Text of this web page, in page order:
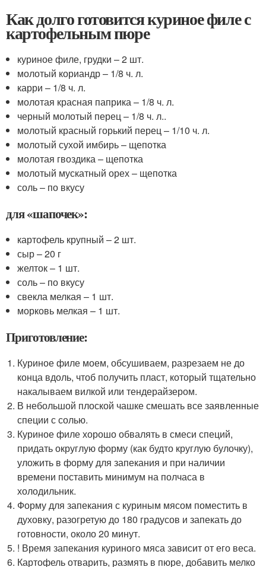
Как долго готовится куриное филе с
картофельным пюре
куриное филе, грудки – 2 шт.
молотый кориандр – 1/8 ч. л.
карри – 1/8 ч. л.
молотая красная паприка – 1/8 ч. л.
черный молотый перец – 1/8 ч. л..
молотый красный горький перец – 1/10 ч. л.
молотый сухой имбирь – щепотка
молотая гвоздика – щепотка
молотый мускатный орех – щепотка
соль – по вкусу
для «шапочек»:
картофель крупный – 2 шт.
сыр – 20 г
желток – 1 шт.
соль – по вкусу
свекла мелкая – 1 шт.
морковь мелкая – 1 шт.
Приготовление:
Куриное филе моем, обсушиваем, разрезаем не до
конца вдоль, чтоб получить пласт, который тщательно
накалываем вилкой или тендерайзером.
В небольшой плоской чашке смешать все заявленные
специи с солью.
Куриное филе хорошо обвалять в смеси специй,
придать округлую форму (как будто круглую булочку),
уложить в форму для запекания и при наличии
времени поставить минимум на полчаса в
холодильник.
Форму для запекания с куриным мясом поместить в
духовку, разогретую до 180 градусов и запекать до
готовности, около 20 минут.
! Время запекания куриного мяса зависит от его веса.
Картофель отварить, размять в пюре, добавить мелко